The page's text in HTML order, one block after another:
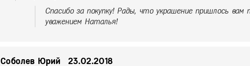
Спасибо за покупку! Рады, что украшение пришлось
уважением Наталья!
Соболев Юрий 23.02.2018